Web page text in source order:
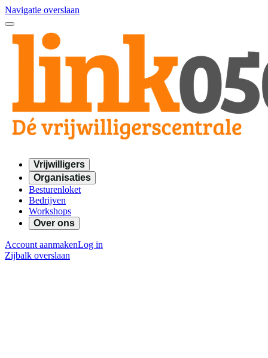
Navigatie overslaan
Vrijwilligers
Organisaties
Besturenloket
Bedrijven
Workshops
Over ons
Account aanmakenLog in
Zijbalk overslaan